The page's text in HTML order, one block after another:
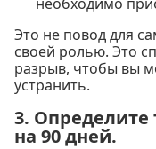
Это не повод для
своей ролью. Это
разрыв, чтобы вы
устранить.
3. Определите
на 90 дней.